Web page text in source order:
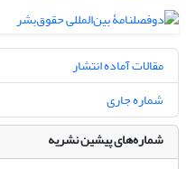
مقالات آماده انتشار
شماره جاری
شماره‌های پیشین نشریه